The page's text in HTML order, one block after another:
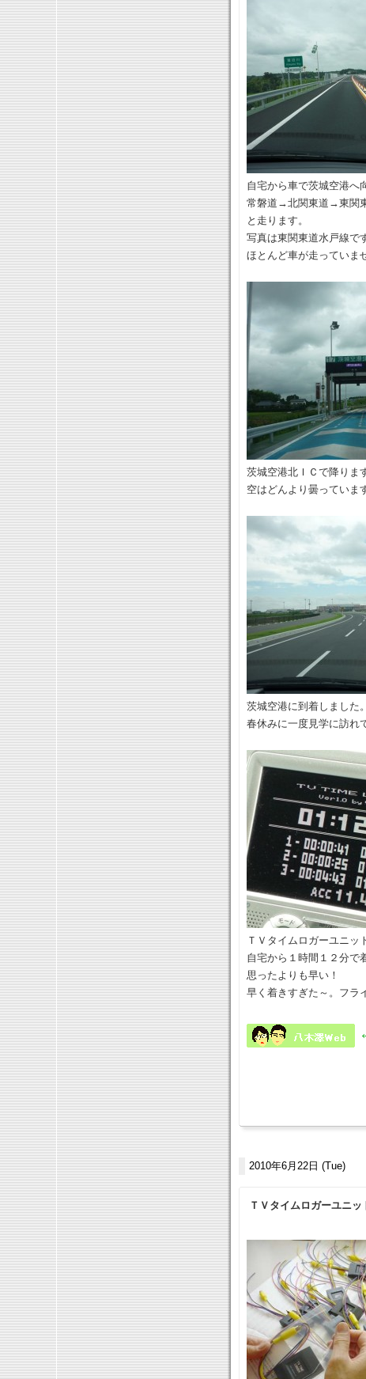
自宅から車で茨城空港へ
常磐道→北関東道→東関
と走ります。
写真は東関東道水戸線で
ほとんど車が走っていま
茨城空港北ＩＣで降りま
空はどんより曇っていま
茨城空港に到着しました。
春休みに一度見学に訪れ
ＴＶタイムロガーユニッ
自宅から１時間１２分で
思ったよりも早い！
早く着きすぎた～。フラ
2010年6月22日 (Tue)
ＴＶタイムロガーユニッ